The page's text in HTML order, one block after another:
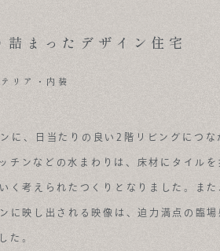
まったデザイン住宅
リア・内装
に、日当たりの良い2階リビングにつな
チンなどの水まわりは、床材にタイル
く考えられたつくりとなりました。ま
に映し出される映像は、迫力満点の臨
た。